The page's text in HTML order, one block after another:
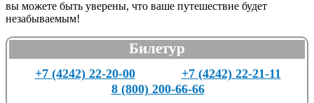
вы можете быть уверены, что ваше путешествие будет
незабываемым!
Билетур
+7 (4242) 22-20-00
+7 (4242) 22-21-11
8 (800) 200-66-66